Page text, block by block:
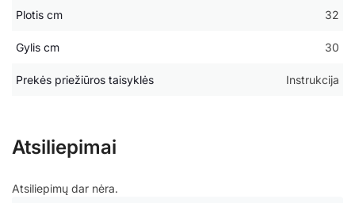
Plotis cm 32
Gylis cm 30
Prekės priežiūros taisyklės Instrukcija
Atsiliepimai
Atsiliepimų dar nėra.